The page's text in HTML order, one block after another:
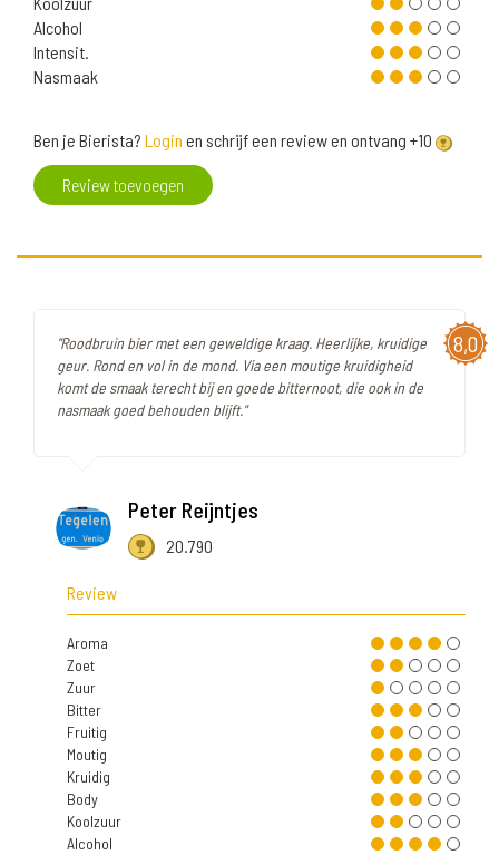
Alcohol
Intensit.
Nasmaak
Ben je Bierista? Login en schrijf een review en ontvang +10
Review toevoegen
8,0
"Roodbruin bier met een geweldige kraag. Heerlijke, kruidige
geur. Rond en vol in de mond. Via een moutige kruidigheid
komt de smaak terecht bij en goede bitternoot, die ook in de
nasmaak goed behouden blijft."
Peter Reijntjes
20.790
Review
Aroma
Zoet
Zuur
Bitter
Fruitig
Moutig
Kruidig
Body
Koolzuur
Alcohol